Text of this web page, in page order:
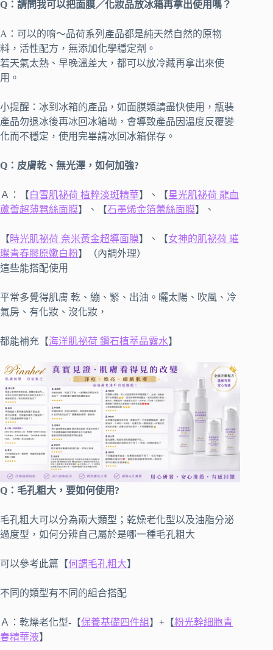
Q：請問我可以把面膜／化妝品放冰箱再拿出使用嗎？
A：可以的唷～品荷系列產品都是純天然自然的原物
料，活性配方，無添加化學穩定劑。
若天氣太熱、早晚溫差大，都可以放冷藏再拿出來使
用。
小提醒：冰到冰箱的產品，如面膜類請盡快使用，瓶裝
產品勿退冰後再冰回冰箱呦，會導致產品因溫度反覆變
化而不穩定，使用完畢請冰回冰箱保存。
Q：皮膚乾、無光澤，如何加強?
Ａ：【白雪肌祕荷 植粹淡斑精華】、【星光肌祕荷 龍血
蘆薈超薄蠶絲面膜】、【石墨烯金箔蕾絲面膜】、
【時光肌祕荷 奈米黃金超導面膜】、【女神的肌祕荷 璀
璨青春膠原嫰白粉】（內調外理）
這些能搭配使用
平常多覺得肌膚 乾、繃、緊、出油。曬太陽、吹風、冷
氣房、有化妝、沒化妝，
都能補充【海洋肌祕荷 鑽石植萃晶露水】
Q：毛孔粗大，要如何使用?
毛孔粗大可以分為兩大類型；乾燥老化型以及油脂分泌
過度型，如何分辨自己屬於是哪一種毛孔粗大
可以參考此篇【何謂毛孔粗大】
不同的類型有不同的組合搭配
Ａ：乾燥老化型-【保養基礎四件組 】+【粉光幹細胞青
春精華液】